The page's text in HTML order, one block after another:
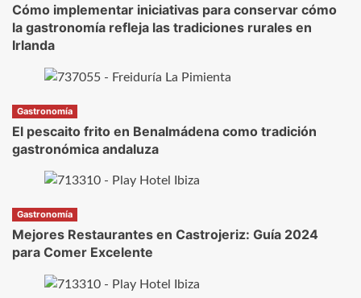
Cómo implementar iniciativas para conservar cómo
la gastronomía refleja las tradiciones rurales en
Irlanda
Gastronomía
El pescaito frito en Benalmádena como tradición
gastronómica andaluza
Gastronomía
Mejores Restaurantes en Castrojeriz: Guía 2024
para Comer Excelente